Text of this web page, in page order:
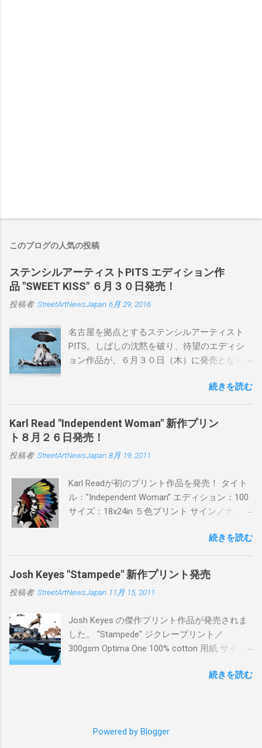
このブログの人気の投稿
ステンシルアーティストPITS エディション作
品 "SWEET KISS" ６月３０日発売！
投稿者: StreetArtNewsJapan 6月 29, 2016
名古屋を拠点とするステンシルアーティスト
PITS。しばしの沈黙を破り、待望のエディシ
ョン作品が、６月３０日（木）に発売となり
品に落とし込むスタイルは今作でも健在。(
PITSの過去記事はこちらから ) 発売日：6月30
日(木)19時 タイトル：SWEET KISS カラー：
BLUE/MINT GREEN/PINK/YELLOW エディショ
ン：各色５ サイズ：800mm × 550mm 価格：
¥16,000(¥17,280) 購入は、 こちら から
続きを読む
Karl Read "Independent Woman" 新作プリン
ト８月２６日発売！
投稿者: StreetArtNewsJapan 8月 19, 2011
Karl Readが初のプリント作品を発売！ タイト
ル："Independent Woman" エディション：100
サイズ：18x24in ５色プリント サイン／ナンバ
ドフィニッシュバージョン（エディション：
25）$125 購入は８月２６日に こちら から
続きを読む
Josh Keyes "Stampede" 新作プリント発売
投稿者: StreetArtNewsJapan 11月 15, 2011
Josh Keyes の傑作プリント作品が発売されま
した。 "Stampede" ジクレープリント／
300gsm Optima One 100% cotton 用紙 サイズ:
ィション：350 価格: $350 + 送料 購入は こち
続きを読む
Powered by Blogger